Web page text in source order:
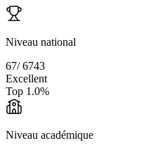
Niveau national
67/6743
Excellent
Top 1.0%
Niveau académique